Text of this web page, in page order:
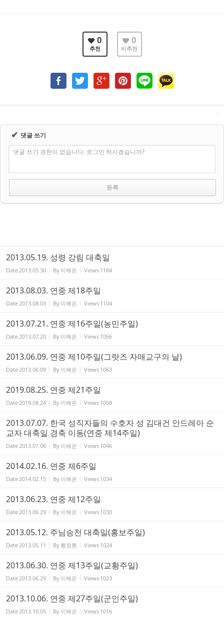
0
추천
0
비추천
✔ 댓글 쓰기
댓글 쓰기 권한이 없습니다. 로그인 하시겠습니까?
2013.05.19. 성령 강림 대축일
Date2013.05.30 By 이해은 Views 1184
2013.08.03. 연중 제18주일
Date2013.08.03 By 이해은 Views 1104
2013.07.21. 연중 제16주일(농민주일)
Date2013.07.20 By 이해은 Views 1066
2013.06.09. 연중 제10주일(그랏즈 자매교구의 날)
Date2013.06.09 By 이해은 Views 1063
2019.08.25. 연중 제21주일
Date2019.08.24 By 이해은 Views 1058
2013.07.07. 한국 성직자들의 수호자 성 김대건 안드레아 순
교자 대축일 경축 이동(연중 제14주일)
Date2013.07.06 By 이해은 Views 1046
2014.02.16. 연중 제6주일
Date2014.02.15 By 이해은 Views 1034
2013.06.23. 연중 제12주일
Date2013.06.29 By 이해은 Views 1030
2013.05.12. 주님승천 대축일(홍보주일)
Date2013.05.11 By 황정환 Views 1024
2013.06.30. 연중 제13주일(교황주일)
Date2013.06.29 By 이해은 Views 1023
2013.10.06. 연중 제27주일(군인주일)
Date2013.10.05 By 이해은 Views 1016